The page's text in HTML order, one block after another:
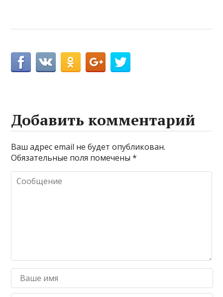
Добавить комментарий
Ваш адрес email не будет опубликован.
Обязательные поля помечены*